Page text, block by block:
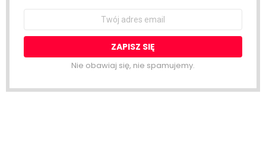
Email
Nie obawiaj się, nie spamujemy.